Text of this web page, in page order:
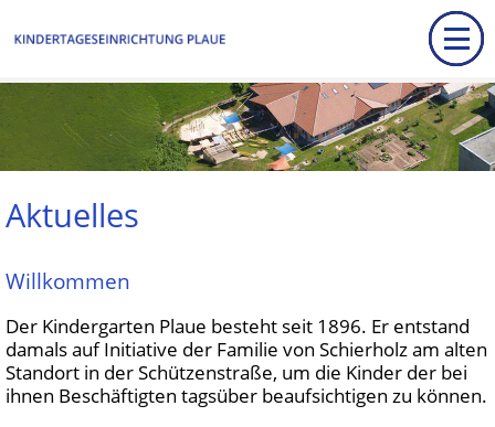
Aktuelles
Willkommen
Der Kindergarten Plaue besteht seit 1896. Er entstand
damals auf Initiative der Familie von Schierholz am alten
Standort in der Schützenstraße, um die Kinder der bei
ihnen Beschäftigten tagsüber beaufsichtigen zu können.